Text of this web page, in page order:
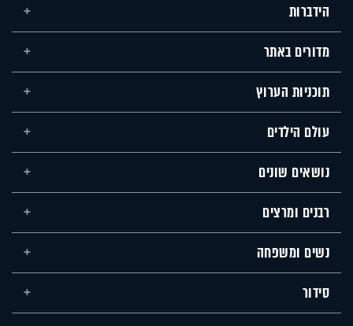
הידברות
מדורים באתר
תוכניות הערוץ
עולם הילדים
נושאים שונים
רבנים ומרצים
נשים ומשפחה
סידור